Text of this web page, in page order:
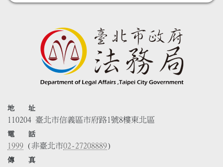
地 址
110204 臺北市信義區市府路1號8樓東北區
電 話
1999 (非臺北市02-27208889)
傳 真